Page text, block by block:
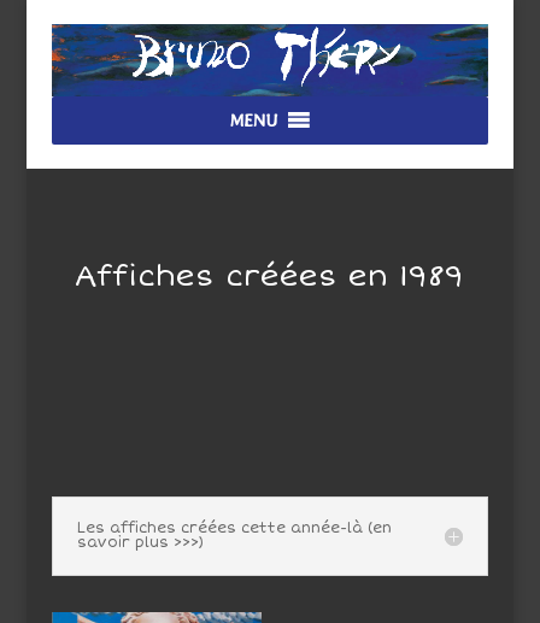
MENU
Affiches créées en 1989
Les affiches créées cette année-là (en
savoir plus >>>)